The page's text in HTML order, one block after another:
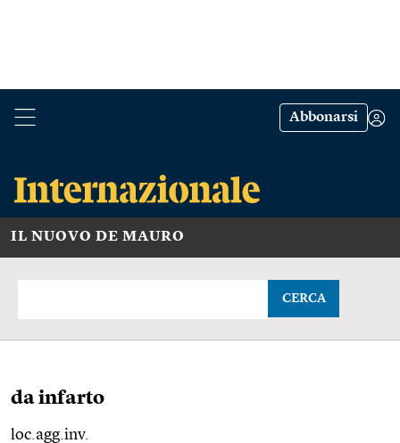
Abbonarsi
IL NUOVO DE MAURO
CERCA
da infarto
loc.agg.inv.